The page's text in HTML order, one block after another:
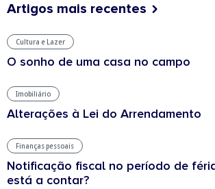
Artigos mais recentes
Cultura e Lazer
O sonho de uma casa no campo
Imobiliário
Alterações à Lei do Arrendamento
Finanças pessoais
Notificação fiscal no período de
está a contar?